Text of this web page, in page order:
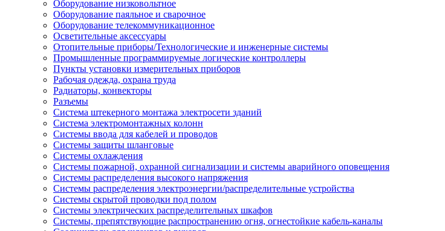
Оборудование низковольтное
Оборудование паяльное и сварочное
Оборудование телекоммуникационное
Осветительные аксессуары
Отопительные приборы/Технологические и инженерные системы
Промышленные программируемые логические контроллеры
Пункты установки измерительных приборов
Рабочая одежда, охрана труда
Радиаторы, конвекторы
Разъемы
Система штекерного монтажа электросети зданий
Система электромонтажных колонн
Системы ввода для кабелей и проводов
Системы защиты шланговые
Системы охлаждения
Системы пожарной, охранной сигнализации и системы аварийного оповещения
Системы распределения высокого напряжения
Системы распределения электроэнергии/распределительные устройства
Системы скрытой проводки под полом
Системы электрических распределительных шкафов
Системы, препятствующие распространению огня, огнестойкие кабель-каналы